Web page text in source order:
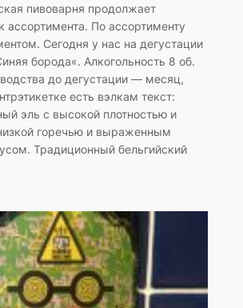
пивоварня продолжает
ассортимента. По ассортименту
Сегодня у нас на дегустации
борода«. Алкогольность 8 об.
до дегустации — месяц,
есть вэлкам текст:
эль с высокой плотностью и
горечью и выраженным
Традиционный бельгийский